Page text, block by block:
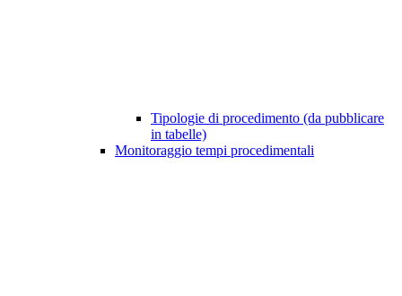
Tipologie di procedimento (da pubblicare
in tabelle)
Monitoraggio tempi procedimentali